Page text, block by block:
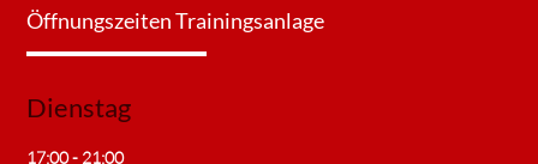
Öffnungszeiten Trainingsanlage
Dienstag
17:00 - 21:00